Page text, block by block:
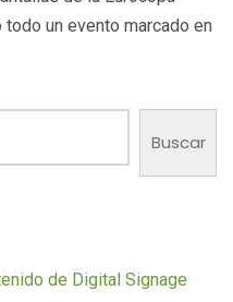
un evento marcado en
Buscar
de Digital Signage